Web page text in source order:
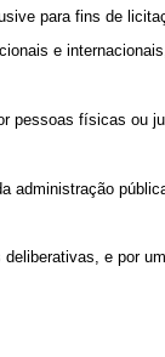
para fins de
e
pessoas físicas ou
e por